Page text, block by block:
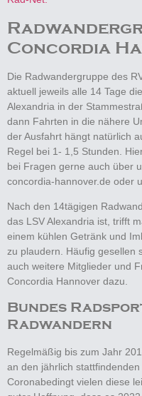
Concordia
Die Radwandergruppe des
aktuell jeweils alle 14 Tage
Alexandria in der
dann Fahrten in die nähere
der Ausfahrt hängt natürlich
Regel bei 1- 1,5 Stunden.
bei Fragen gerne auch über
concordia-hannover.de oder
Nach den 14tägigen
das LSV Alexandria ist, trifft
einem kühlen Getränk und
zu plaudern. Häufig gesellen
auch weitere Mitglieder und
Concordia Hannover dazu.
Bundes
Radwandern
Regelmäßig bis zum Jahr
an den jährlich
Coronabedingt vielen diese